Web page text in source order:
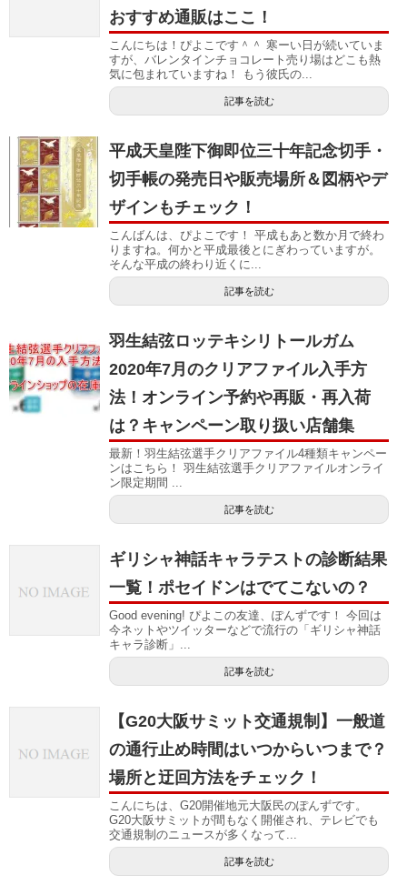
おすすめ通販はここ！
こんにちは！ぴよこです＾＾ 寒ーい日が続いていま
すが、バレンタインチョコレート売り場はどこも熱
気に包まれていますね！ もう彼氏の...
記事を読む
平成天皇陛下御即位三十年記念切手・
切手帳の発売日や販売場所＆図柄やデ
ザインもチェック！
こんばんは、ぴよこです！ 平成もあと数か月で終わ
りますね。何かと平成最後とにぎわっていますが。
そんな平成の終わり近くに...
記事を読む
羽生結弦ロッテキシリトールガム
2020年7月のクリアファイル入手方
法！オンライン予約や再販・再入荷
は？キャンペーン取り扱い店舗集
最新！羽生結弦選手クリアファイル4種類キャンペー
ンはこちら！ 羽生結弦選手クリアファイルオンライ
ン限定期間 ...
記事を読む
ギリシャ神話キャラテストの診断結果
一覧！ポセイドンはでてこないの？
Good evening! ぴよこの友達、ぽんずです！ 今回は
今ネットやツイッターなどで流行の「ギリシャ神話
キャラ診断」...
記事を読む
【G20大阪サミット交通規制】一般道
の通行止め時間はいつからいつまで？
場所と迂回方法をチェック！
こんにちは、G20開催地元大阪民のぽんずです。
G20大阪サミットが間もなく開催され、テレビでも
交通規制のニュースが多くなって...
記事を読む